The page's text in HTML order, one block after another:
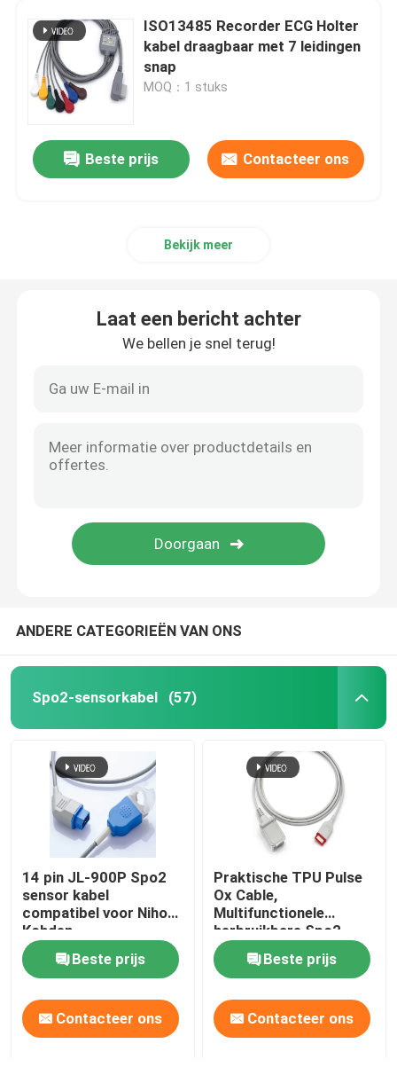
Eenmalige IBP-omvormer
etCO2-sensor
Medische Temperatuursonde
Andere accessoires voor patiëntenmonitors
Kabels voor medische apparatuur
ISO13485 Recorder ECG Holter
kabel draagbaar met 7 leidingen
snap
MOQ：1 stuks
Beste prijs Contacteer ons
Bekijk meer
Laat een bericht achter
We bellen je snel terug!
ANDERE CATEGORIEËN VAN ONS
Spo2-sensorkabel (57)
14 pin JL-900P Spo2
sensor kabel
compatibel voor Nihon
Kohden
Beste prijs
Contacteer ons
Praktische TPU Pulse
Ox Cable,
Multifunctionele
herbruikbare Spo2
sensoren
Beste prijs
Contacteer ons